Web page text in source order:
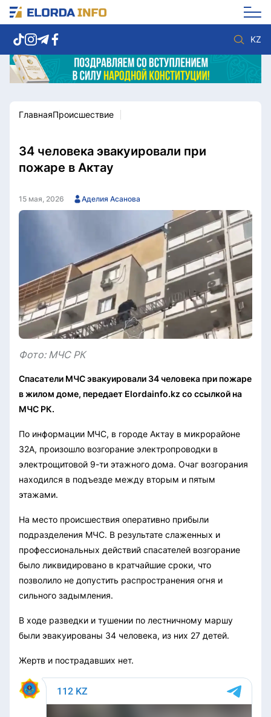
KZ
Новости столицы
Политика
Спорт
Культура
Мнение
Видео
Этический кодекс
Служу стране
ГлавнаяПроисшествие
34 человека эвакуировали при
пожаре в Актау
15 мая, 2026 Аделия Асанова
Фото: МЧС РК
Спасатели МЧС эвакуировали 34 человека при пожаре
в жилом доме, передает Elordainfo.kz со ссылкой на
МЧС РК.
По информации МЧС, в городе Актау в микрорайоне
32А, произошло возгорание электропроводки в
электрощитовой 9-ти этажного дома. Очаг возгорания
находился в подъезде между вторым и пятым
этажами.
На место происшествия оперативно прибыли
подразделения МЧС. В результате слаженных и
профессиональных действий спасателей возгорание
было ликвидировано в кратчайшие сроки, что
позволило не допустить распространения огня и
сильного задымления.
В ходе разведки и тушении по лестничному маршу
были эвакуированы 34 человека, из них 27 детей.
Жертв и пострадавших нет.